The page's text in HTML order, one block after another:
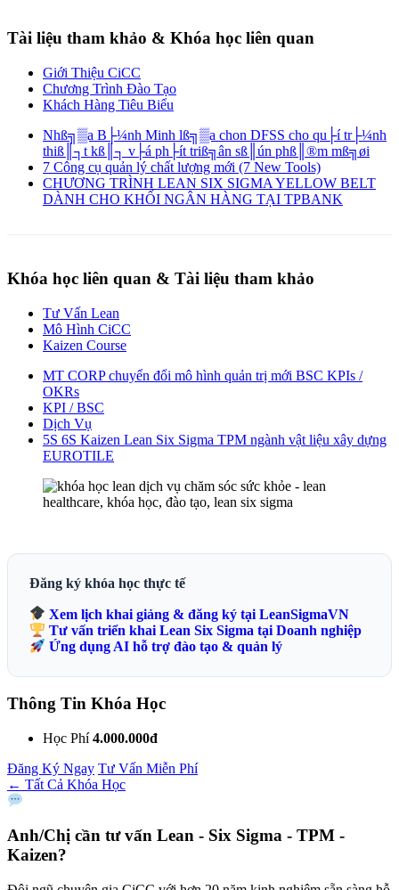
Tài liệu tham khảo & Khóa học liên quan
Giới Thiệu CiCC
Chương Trình Đào Tạo
Khách Hàng Tiêu Biểu
Nhß╗▒a B├¼nh Minh lß╗▒a chon DFSS cho qu├í tr├¼nh
thiß║┐t kß║┐ v├á ph├ít triß╗ân sß║ún phß║®m mß╗øi
7 Công cụ quản lý chất lượng mới (7 New Tools)
CHƯƠNG TRÌNH LEAN SIX SIGMA YELLOW BELT
DÀNH CHO KHỐI NGÂN HÀNG TẠI TPBANK
Khóa học liên quan & Tài liệu tham khảo
Tư Vấn Lean
Mô Hình CiCC
Kaizen Course
MT CORP chuyển đổi mô hình quản trị mới BSC KPIs /
OKRs
KPI / BSC
Dịch Vụ
5S 6S Kaizen Lean Six Sigma TPM ngành vật liệu xây dựng
EUROTILE
Đăng ký khóa học thực tế
Xem lịch khai giảng & đăng ký tại LeanSigmaVN
Tư vấn triển khai Lean Six Sigma tại Doanh nghiệp
Ứng dụng AI hỗ trợ đào tạo & quản lý
Thông Tin Khóa Học
Học Phí 4.000.000đ
Đăng Ký Ngay Tư Vấn Miễn Phí
← Tất Cả Khóa Học
Anh/Chị cần tư vấn Lean - Six Sigma - TPM -
Kaizen?